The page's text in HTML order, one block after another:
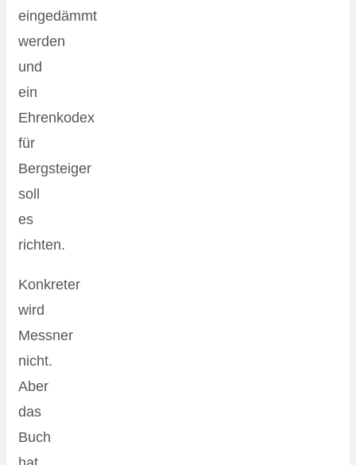
eingedämmt
werden
und
ein
Ehrenkodex
für
Bergsteiger
soll
es
richten.
Konkreter
wird
Messner
nicht.
Aber
das
Buch